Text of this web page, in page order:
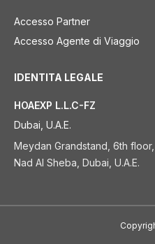
Accesso Partner
Accesso Agente di Viaggio
IDENTITA LEGALE
HOAEXP L.L.C-FZ
Dubai, U.A.E.
Meydan Grandstand, 6th
Nad Al Sheba, Dubai, U.A.E.